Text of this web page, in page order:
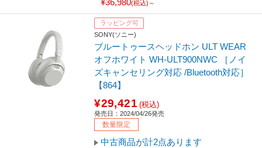
¥36,980(税込)～
ラッピング可
SONY(ソニー)
ブルートゥースヘッドホン ULT WEAR
オフホワイト WH-ULT900NWC ［ノイ
ズキャンセリング対応 /Bluetooth対応］
【864】
¥29,421 (税込)
発売日：2024/04/26発売
数量限定
中古商品が計2点あります